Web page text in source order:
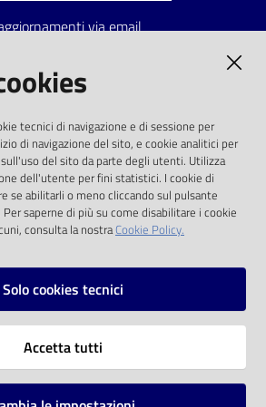
via email
previste dalla direttiva
CE e dal d.lgs. 36/2006
tecnici di navigazione e di sessione per
di navigazione del sito, e cookie analitici per
del sito da parte degli utenti. Utilizza
dell'utente per fini statistici. I cookie di
se abilitarli o meno cliccando sul pulsante
saperne di più su come disabilitare i cookie
consulta la nostraCookie Policy.
Solo cookies tecnici
Accetta tutti